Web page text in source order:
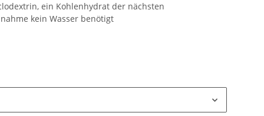
ein Kohlenhydrat der nächsten
kein Wasser benötigt